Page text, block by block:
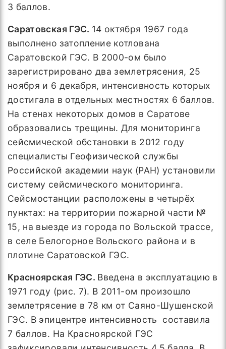
3 баллов.
Саратовская ГЭС. 14 октября 1967 года
выполнено затопление котлована
Саратовской ГЭС. В 2000-ом было
зарегистрировано два землетрясения, 25
ноября и 6 декабря, интенсивность которых
достигала в отдельных местностях 6 баллов.
На стенах некоторых домов в Саратове
образовались трещины. Для мониторинга
сейсмической обстановки в 2012 году
специалисты Геофизической службы
Российской академии наук (РАН) установили
систему сейсмического мониторинга.
Сейсмостанции расположены в четырёх
пунктах: на территории пожарной части №
15, на выезде из города по Вольской трассе,
в селе Белогорное Вольского района и в
плотине Саратовской ГЭС.
Красноярская ГЭС. Введена в эксплуатацию в
1971 году (рис. 7). В 2011-ом произошло
землетрясение в 78 км от Саяно-Шушенской
ГЭС. В эпицентре интенсивность составила
7 баллов. На Красноярской ГЭС